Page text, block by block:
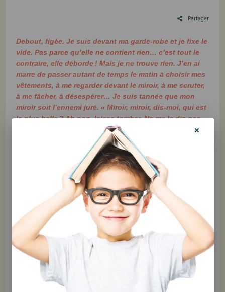
Partager
Debout, figée. Je suis devant ma garde-robe et je fixe le
vide. Pas parce qu’elle ne contient rien… c’est tout le
contraire, elle déborde ! Mais je ne trouve rien. J’en ai
marre de passer autant de temps le matin à choisir mes
vêtements, à me regarder devant le miroir, à me scruter,
à me fâcher, à désespérer… Je suis tannée que mon
miroir soit l’ennemi juré. « Miroir, miroir, dis-moi, qui est
la plus belle ? Ah non, laisse tomber. Ne me le dis pas.
»☹Bon, ça y est, j’ai une boule dans la gorge. Mes
yeux se remplissent d’eau. Quand je me regarde devant
le miroir, je me sens moche. Il y a une petite voix
fatigante qui me dit que rien ne va. « Ça, ça et ça… trop
gros, trop mou, trop croche ». Plus je me regarde, plus
je me sens triste. Mais qu’est-ce qui m’arrive ?
Ce nouveau guide pratique destiné aux adolescentes et aux
adolescents a pour objectif de favoriser le développement
d’une saine image corporelle. Rédigé à la manière d’un
journal personnel, il aborde plusieurs thèmes essentiels de
manière concrète et inspirante. Entre autres sujets :
l’insatisfaction corporelle, le discours envers soi, l’idéal
culturel de beauté, la théorie du poids génétique, la pleine
conscience corporelle, les distorsions cognitives, l’influence